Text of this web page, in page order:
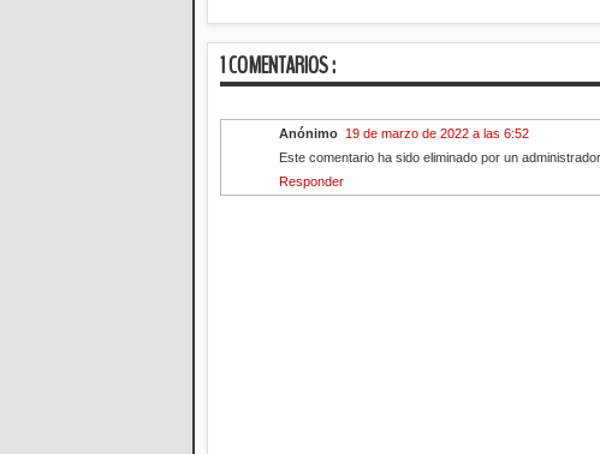
1 COMENTARIOS :
Anónimo 19 de marzo de 2022 a las 6:52
Este comentario ha sido eliminado por un
Responder